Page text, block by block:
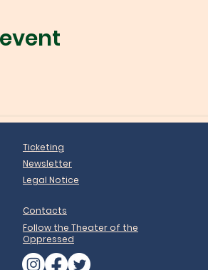
Ticketing
Newsletter
Legal Notice
Contacts
Follow the Theater of the
Oppressed